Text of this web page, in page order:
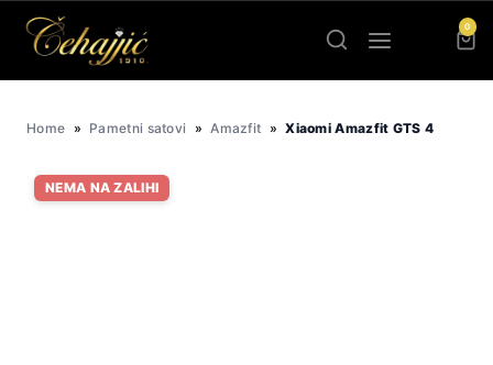
0
Home » Pametni satovi » Amazfit » Xiaomi Amazfit GTS 4
NEMA NA ZALIHI